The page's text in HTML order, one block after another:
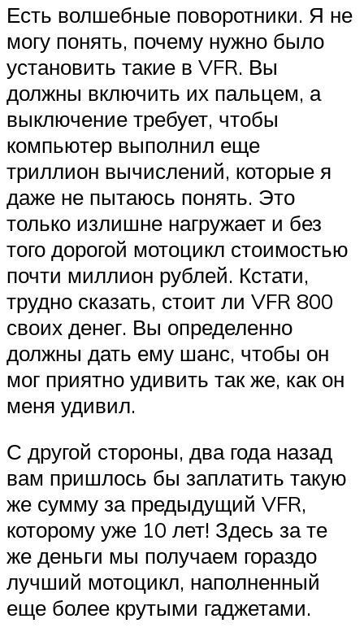
Есть волшебные поворотники. Я не
могу понять, почему нужно было
установить такие в VFR. Вы
должны включить их пальцем, а
выключение требует, чтобы
компьютер выполнил еще
триллион вычислений, которые я
даже не пытаюсь понять. Это
только излишне нагружает и без
того дорогой мотоцикл стоимостью
почти миллион рублей. Кстати,
трудно сказать, стоит ли VFR 800
своих денег. Вы определенно
должны дать ему шанс, чтобы он
мог приятно удивить так же, как он
меня удивил.
С другой стороны, два года назад
вам пришлось бы заплатить такую ​​
же сумму за предыдущий VFR,
которому уже 10 лет! Здесь за те
же деньги мы получаем гораздо
лучший мотоцикл, наполненный
еще более крутыми гаджетами.